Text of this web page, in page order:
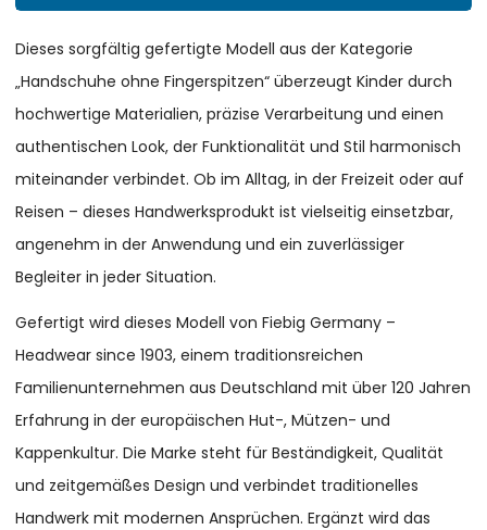
Dieses sorgfältig gefertigte Modell aus der Kategorie
„Handschuhe ohne Fingerspitzen“ überzeugt Kinder durch
hochwertige Materialien, präzise Verarbeitung und einen
authentischen Look, der Funktionalität und Stil harmonisch
miteinander verbindet. Ob im Alltag, in der Freizeit oder auf
Reisen – dieses Handwerksprodukt ist vielseitig einsetzbar,
angenehm in der Anwendung und ein zuverlässiger
Begleiter in jeder Situation.
Gefertigt wird dieses Modell von Fiebig Germany –
Headwear since 1903, einem traditionsreichen
Familienunternehmen aus Deutschland mit über 120 Jahren
Erfahrung in der europäischen Hut-, Mützen- und
Kappenkultur. Die Marke steht für Beständigkeit, Qualität
und zeitgemäßes Design und verbindet traditionelles
Handwerk mit modernen Ansprüchen. Ergänzt wird das